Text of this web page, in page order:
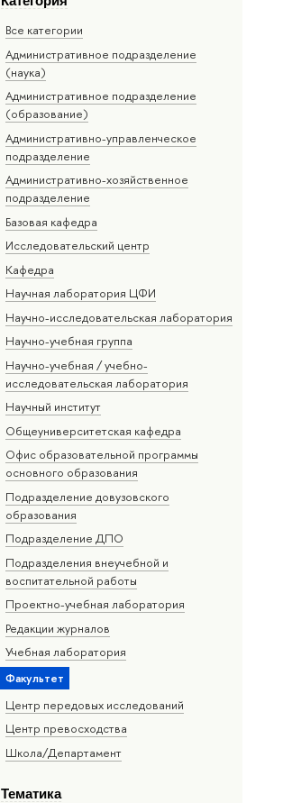
Все категории
Административное подразделение
(наука)
Административное подразделение
(образование)
Административно-управленческое
подразделение
Административно-хозяйственное
подразделение
Базовая кафедра
Исследовательский центр
Кафедра
Научная лаборатория ЦФИ
Научно-исследовательская лаборатория
Научно-учебная группа
Научно-учебная / учебно-
исследовательская лаборатория
Научный институт
Общеуниверситетская кафедра
Офис образовательной программы
основного образования
Подразделение довузовского
образования
Подразделение ДПО
Подразделения внеучебной и
воспитательной работы
Проектно-учебная лаборатория
Редакции журналов
Учебная лаборатория
Факультет
Центр передовых исследований
Центр превосходства
Школа/Департамент
Тематика